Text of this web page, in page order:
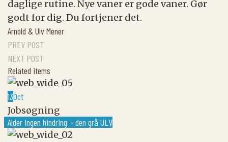
daglige rutine. Nye vaner er gode vaner. Gør
godt for dig. Du fortjener det.
Arnold & Ulv Mener
PREV POST
NEXT POST
Related items
13Oct
Jobsøgning
Alder ingen hindring – den grå ULV